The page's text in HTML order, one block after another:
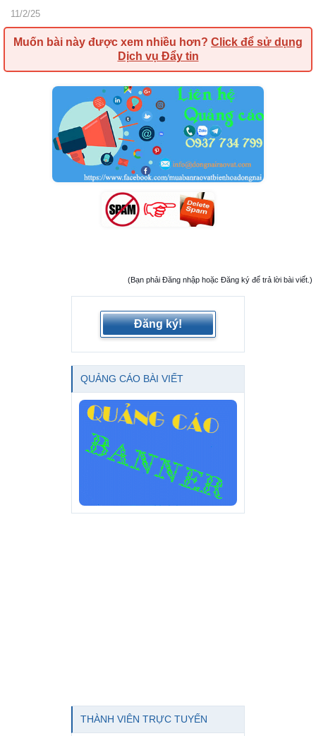
11/2/25
Muốn bài này được xem nhiều hơn? Click để sử dụng
Dịch vụ Đẩy tin
(Bạn phải Đăng nhập hoặc Đăng ký để trả lời bài viết.)
Đăng ký!
QUẢNG CÁO BÀI VIẾT
THÀNH VIÊN TRỰC TUYẾN